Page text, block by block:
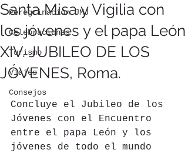
Peregrinación JMJ
Celebraciones
Turismo
Viajes
Consejos
Santa Misa y Vigilia con
los jóvenes y el papa León
XIV. JUBILEO DE LOS
JÓVENES, Roma.
Concluye el Jubileo de los
Jóvenes con el Encuentro
entre el papa León y los
jóvenes de todo el mundo